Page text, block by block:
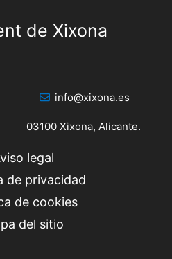
de Xixona
info@xixona.es
03100 Xixona, Alicante.
legal
de privacidad
de cookies
del sitio